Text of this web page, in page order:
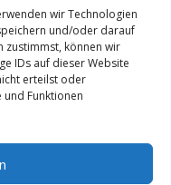
wir Technologien
und/oder darauf
zustimmst, können wir
IDs auf dieser Website
erteilst oder
Funktionen
überlangsame
habe ich im Mai 2016
Webhoster
und deren
für eine typische
dem beliebten CMS-
protokollieren. Auf
werte ich diese